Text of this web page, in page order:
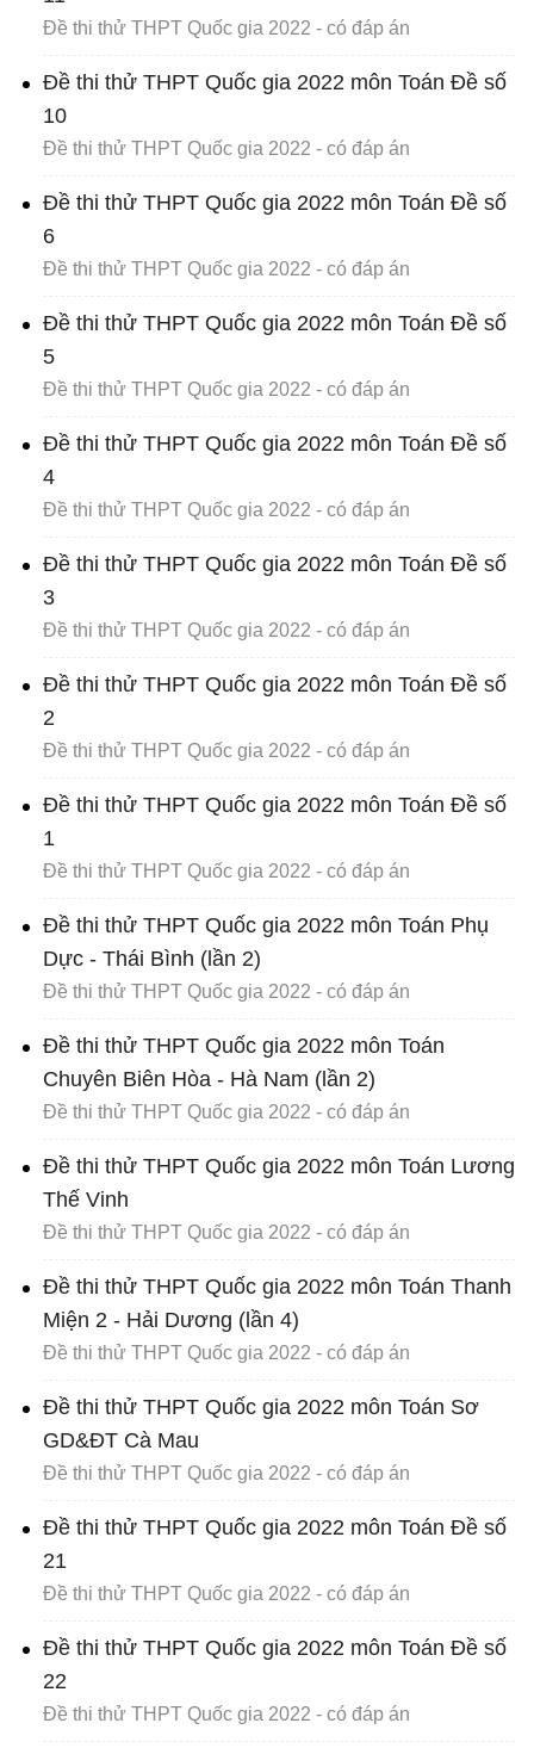
Đề thi thử THPT Quốc gia 2022 - có đáp án
Đề thi thử THPT Quốc gia 2022 môn Toán Đề số
10
Đề thi thử THPT Quốc gia 2022 - có đáp án
Đề thi thử THPT Quốc gia 2022 môn Toán Đề số
6
Đề thi thử THPT Quốc gia 2022 - có đáp án
Đề thi thử THPT Quốc gia 2022 môn Toán Đề số
5
Đề thi thử THPT Quốc gia 2022 - có đáp án
Đề thi thử THPT Quốc gia 2022 môn Toán Đề số
4
Đề thi thử THPT Quốc gia 2022 - có đáp án
Đề thi thử THPT Quốc gia 2022 môn Toán Đề số
3
Đề thi thử THPT Quốc gia 2022 - có đáp án
Đề thi thử THPT Quốc gia 2022 môn Toán Đề số
2
Đề thi thử THPT Quốc gia 2022 - có đáp án
Đề thi thử THPT Quốc gia 2022 môn Toán Đề số
1
Đề thi thử THPT Quốc gia 2022 - có đáp án
Đề thi thử THPT Quốc gia 2022 môn Toán Phụ
Dực - Thái Bình (lần 2)
Đề thi thử THPT Quốc gia 2022 - có đáp án
Đề thi thử THPT Quốc gia 2022 môn Toán
Chuyên Biên Hòa - Hà Nam (lần 2)
Đề thi thử THPT Quốc gia 2022 - có đáp án
Đề thi thử THPT Quốc gia 2022 môn Toán Lương
Thế Vinh
Đề thi thử THPT Quốc gia 2022 - có đáp án
Đề thi thử THPT Quốc gia 2022 môn Toán Thanh
Miện 2 - Hải Dương (lần 4)
Đề thi thử THPT Quốc gia 2022 - có đáp án
Đề thi thử THPT Quốc gia 2022 môn Toán Sơ
GD&ĐT Cà Mau
Đề thi thử THPT Quốc gia 2022 - có đáp án
Đề thi thử THPT Quốc gia 2022 môn Toán Đề số
21
Đề thi thử THPT Quốc gia 2022 - có đáp án
Đề thi thử THPT Quốc gia 2022 môn Toán Đề số
22
Đề thi thử THPT Quốc gia 2022 - có đáp án